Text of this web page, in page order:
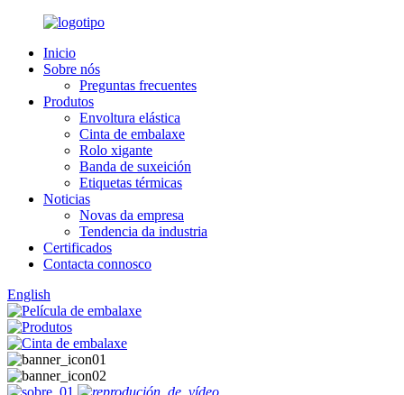
Inicio
Sobre nós
Preguntas frecuentes
Produtos
Envoltura elástica
Cinta de embalaxe
Rolo xigante
Banda de suxeición
Etiquetas térmicas
Noticias
Novas da empresa
Tendencia da industria
Certificados
Contacta connosco
English